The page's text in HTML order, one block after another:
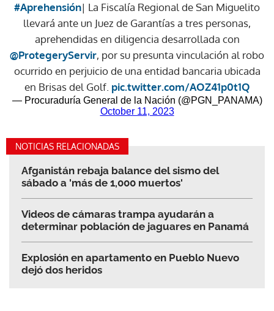
#Aprehensión| La Fiscalía Regional de San Miguelito
llevará ante un Juez de Garantías a tres personas,
aprehendidas en diligencia desarrollada con
@ProtegeryServir, por su presunta vinculación al robo
ocurrido en perjuicio de una entidad bancaria ubicada
en Brisas del Golf. pic.twitter.com/AOZ41p0t1Q
— Procuraduría General de la Nación (@PGN_PANAMA)
October 11, 2023
NOTICIAS RELACIONADAS
Afganistán rebaja balance del sismo del
sábado a 'más de 1,000 muertos'
Videos de cámaras trampa ayudarán a
determinar población de jaguares en Panamá
Explosión en apartamento en Pueblo Nuevo
dejó dos heridos